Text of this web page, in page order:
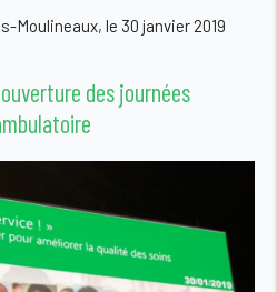
Moulineaux, le 30 janvier 2019
des journées